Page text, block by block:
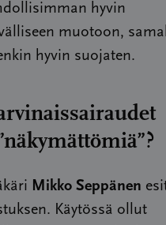
hyvin
muotoon,
hyvin suojaten.
Mikko Seppänen
Käytössä ollut